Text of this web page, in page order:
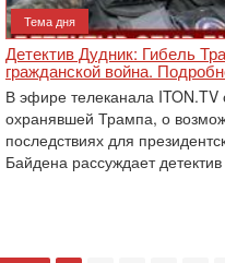
Тема дня
Детектив Дудник: Гибель
гражданской война.
В эфире телеканала
охранявшей Трампа, о
последствиях для
Байдена рассуждает детектив